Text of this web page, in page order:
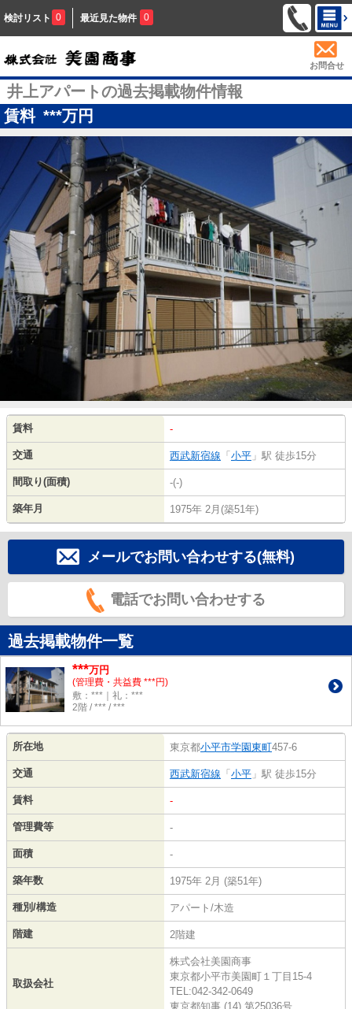
検討リスト 0 最近見た物件 0
お問合せ
井上アパートの過去掲載物件情報
賃料 ***万円
賃料 -
交通 西武新宿線 「 小平 」駅 徒歩15分
間取り(面積) -(-)
築年月 1975年 2月(築51年)
メールでお問い合わせする(無料)
電話でお問い合わせする
過去掲載物件一覧
***万円
(管理費・共益費 ***円)
敷：***｜礼：***
2階 / *** / ***
所在地 東京都小平市学園東町457-6
交通 西武新宿線 「 小平 」駅 徒歩15分
賃料 -
管理費等 -
面積 -
築年数 1975年 2月 (築51年)
種別/構造 アパート/木造
階建 2階建
取扱会社
株式会社美園商事
東京都小平市美園町１丁目15-4
TEL:042-342-0649
東京都知事 (14) 第25036号